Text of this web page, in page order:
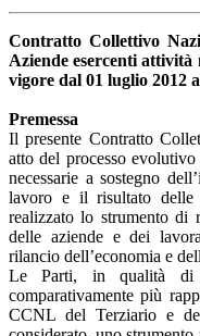
Contratto Collettivo
Aziende esercenti
vigore dal 01 luglio 2012
Premessa
Il presente Contratto
atto del processo
necessarie a sostegno
lavoro e il risultato delle
realizzato lo strumento di
delle aziende e dei
rilancio dell’economia e
Le Parti, in qualità di
comparativamente più
CCNL del Terziario e